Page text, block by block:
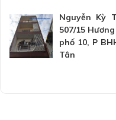
Nguyễn Kỳ
507/15
phố 10, P
Tân